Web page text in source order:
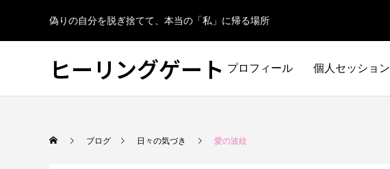
偽りの自分を脱ぎ捨てて、本当の「私」に帰る場所
ヒーリングゲート プロフィール 個人セッション
ブログ 日々の気づき 愛の波紋